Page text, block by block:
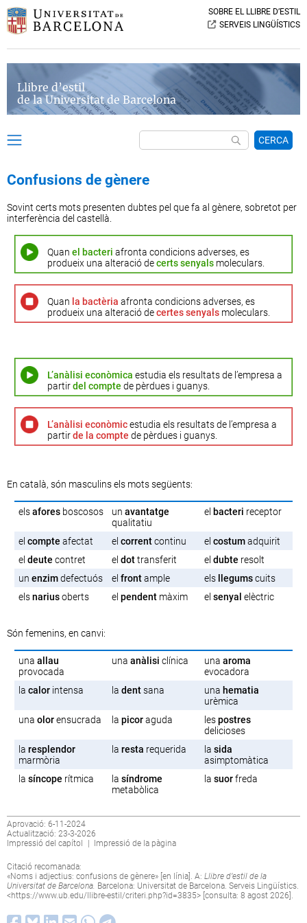
SOBRE EL LLIBRE D’ESTIL
SERVEIS LINGÜÍSTICS
Llibre d’estil
de la Universitat de Barcelona
CERCA
Confusions de gènere
Sovint certs mots presenten dubtes pel que fa al gènere, sobretot per
interferència del castellà.
Quanel bacteri afronta condicions adverses, es
produeix una alteració decerts senyals moleculars.
Quan la bactèria afronta condicions adverses, es
produeix una alteració decertes senyals moleculars.
L’anàlisi econòmica estudia els resultats de l’empresa a
partirdel compte de pèrdues i guanys.
L’anàlisi econòmicestudia els resultats de l’empresa a
partirde la compte de pèrdues i guanys.
En català, són masculins els mots següents:
elsaforesboscosos un avantatge
qualitatiu
el bacteri receptor
el compte afectat el correntcontinu el costumadquirit
el deute contret el dottransferit el dubte resolt
un enzimdefectuós el frontample els llegumscuits
elsnariusoberts el pendentmàxim el senyal elèctric
Són femenins, en canvi:
una allau
provocada
una anàlisi clínica una aroma
evocadora
la calorintensa la dentsana una hematia
urèmica
una olorensucrada la picoraguda lespostres
delicioses
la resplendor
marmòria
la resta requerida la sida
asimptomàtica
la síncope rítmica la síndrome
metabòlica
la suorfreda
Aprovació: 6-11-2024
Actualització: 23-3-2026
Impressió del capítol
| Impressió de la pàgina
Citació recomanada:
«Noms i adjectius: confusions de gènere» [en línia]. A: Llibre d’estil de la
Universitat de Barcelona. Barcelona: Universitat de Barcelona. Serveis Lingüístics.
<https://www.ub.edu/llibre-estil/criteri.php?id=3835> [consulta: 8 agost 2026].